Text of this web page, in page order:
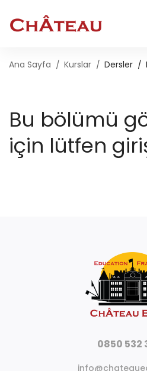
Ana Sayfa Kurslar Dersler
Bu bölümü
için lütfen
0850 532